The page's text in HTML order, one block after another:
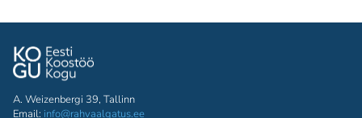
A. Weizenbergi 39, Tallinn
Email: info@rahvaalgatus.ee